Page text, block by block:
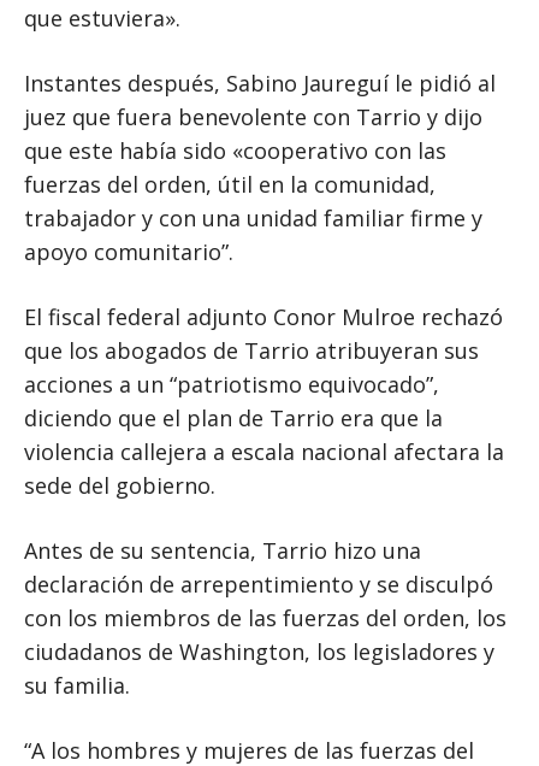
que estuviera».
Instantes después, Sabino Jaureguí le pidió al
juez que fuera benevolente con Tarrio y dijo
que este había sido «cooperativo con las
fuerzas del orden, útil en la comunidad,
trabajador y con una unidad familiar firme y
apoyo comunitario”.
El fiscal federal adjunto Conor Mulroe rechazó
que los abogados de Tarrio atribuyeran sus
acciones a un “patriotismo equivocado”,
diciendo que el plan de Tarrio era que la
violencia callejera a escala nacional afectara la
sede del gobierno.
Antes de su sentencia, Tarrio hizo una
declaración de arrepentimiento y se disculpó
con los miembros de las fuerzas del orden, los
ciudadanos de Washington, los legisladores y
su familia.
“A los hombres y mujeres de las fuerzas del